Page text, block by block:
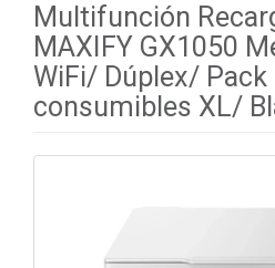
Multifunción
MAXIFY GX1050
WiFi/ Dúplex/
consumibles XL/